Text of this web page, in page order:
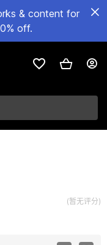
& content for
off.
(暂无评分)